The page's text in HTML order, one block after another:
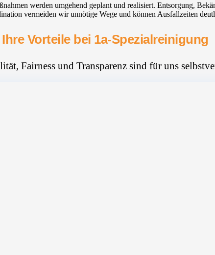
werden umgehend geplant und realisiert. Entsorgung,
vermeiden wir unnötige Wege und können Ausfallzeiten
Ihre Vorteile bei 1a-Spezialreinigung
Fairness und Transparenz sind für uns